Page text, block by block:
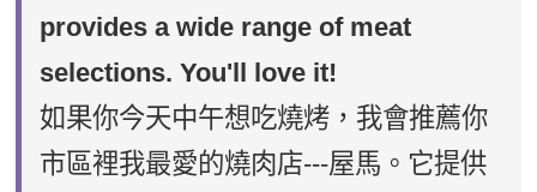
provides a wide range of meat
selections. You'll love it!
如果你今天中午想吃燒烤，我會推薦你
市區裡我最愛的燒肉店---屋馬。它提供